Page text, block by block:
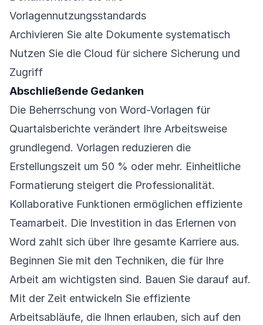
Vorlagennutzungsstandards
Archivieren Sie alte Dokumente systematisch
Nutzen Sie die Cloud für sichere Sicherung und
Zugriff
Abschließende Gedanken
Die Beherrschung von Word-Vorlagen für
Quartalsberichte verändert Ihre Arbeitsweise
grundlegend. Vorlagen reduzieren die
Erstellungszeit um 50 % oder mehr. Einheitliche
Formatierung steigert die Professionalität.
Kollaborative Funktionen ermöglichen effiziente
Teamarbeit. Die Investition in das Erlernen von
Word zahlt sich über Ihre gesamte Karriere aus.
Beginnen Sie mit den Techniken, die für Ihre
Arbeit am wichtigsten sind. Bauen Sie darauf auf.
Mit der Zeit entwickeln Sie effiziente
Arbeitsabläufe, die Ihnen erlauben, sich auf den